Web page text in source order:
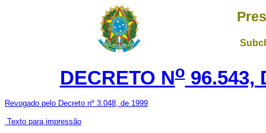
DECRETO No96.543,
Revogado pelo Decreto nº 3.048, de 1999
Texto para impressão